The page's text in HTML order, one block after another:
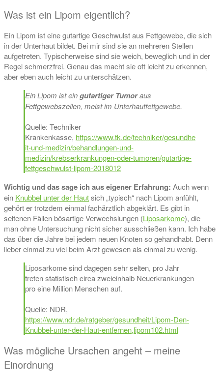
Was ist ein Lipom eigentlich?
Ein Lipom ist eine gutartige Geschwulst aus Fettgewebe, die sich
in der Unterhaut bildet. Bei mir sind sie an mehreren Stellen
aufgetreten. Typischerweise sind sie weich, beweglich und in der
Regel schmerzfrei. Genau das macht sie oft leicht zu erkennen,
aber eben auch leicht zu unterschätzen.
Ein Lipom ist eingutartiger Tumoraus
Fettgewebszellen, meist im Unterhautfettgewebe.
Quelle: Techniker
Krankenkasse, https://www.tk.de/techniker/gesundhe
it-und-medizin/behandlungen-und-
medizin/krebserkrankungen-oder-tumoren/gutartige-
fettgeschwulst-lipom-2018012
Wichtig und das sage ich aus eigener Erfahrung: Auch wenn
ein Knubbel unter der Hautsich „typisch“ nach Lipom anfühlt,
gehört er trotzdem einmal fachärztlich abgeklärt. Es gibt in
seltenen Fällen bösartige Verwechslungen (Liposarkome), die
man ohne Untersuchung nicht sicher ausschließen kann. Ich habe
das über die Jahre bei jedem neuen Knoten so gehandhabt. Denn
lieber einmal zu viel beim Arzt gewesen als einmal zu wenig.
Liposarkome sind dagegen sehr selten, pro Jahr
treten statistisch circa zweieinhalb Neuerkrankungen
pro eine Million Menschen auf.
Quelle: NDR,
https://www.ndr.de/ratgeber/gesundheit/Lipom-Den-
Knubbel-unter-der-Haut-entfernen,lipom102.html
Was mögliche Ursachen angeht – meine
Einordnung